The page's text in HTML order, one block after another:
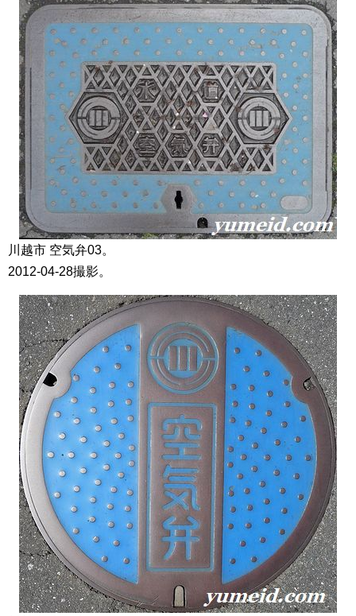
川越市 空気弁03。
2012-04-28撮影。